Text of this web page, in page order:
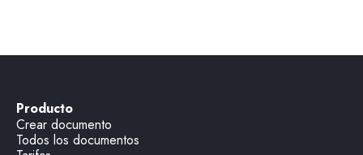
Producto
Crear documento
Todos los documentos